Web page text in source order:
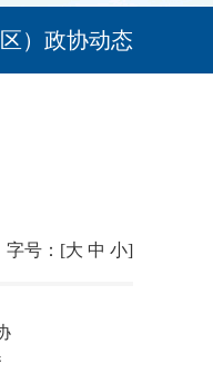
）政协动态
字号：[大 中 小]